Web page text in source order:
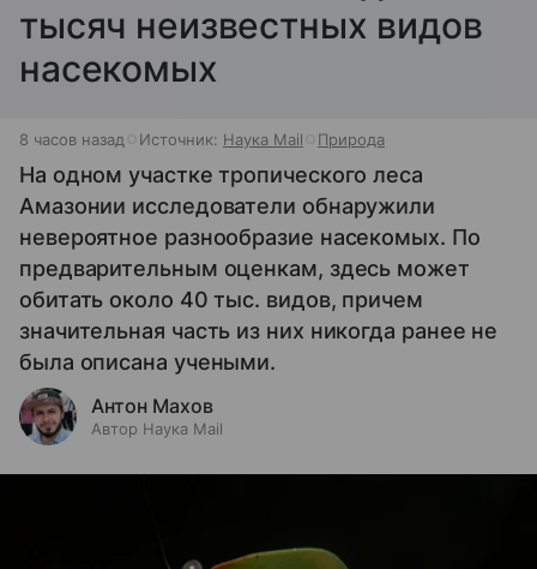
тысяч неизвестных видов
насекомых
8 часов назад Источник: Наука Mail Природа
На одном участке тропического леса
Амазонии исследователи обнаружили
невероятное разнообразие насекомых. По
предварительным оценкам, здесь может
обитать около 40 тыс. видов, причем
значительная часть из них никогда ранее не
была описана учеными.
Антон Махов
Автор Наука Mail